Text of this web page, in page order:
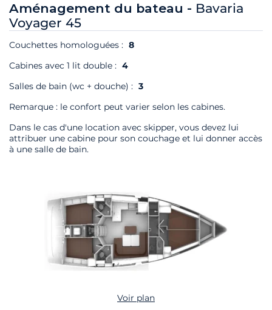
Aménagement du bateau - Bavaria
Voyager 45
Couchettes homologuées : 8
Cabines avec 1 lit double : 4
Salles de bain (wc + douche) : 3
Remarque : le confort peut varier selon les cabines.
Dans le cas d'une location avec skipper, vous devez lui
attribuer une cabine pour son couchage et lui donner accès
à une salle de bain.
Voir plan